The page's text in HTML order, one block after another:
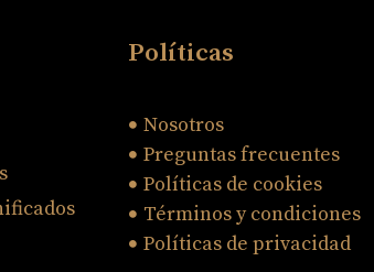
Políticas
Nosotros
Preguntas frecuentes
Políticas de cookies
Términos y condiciones
Políticas de privacidad